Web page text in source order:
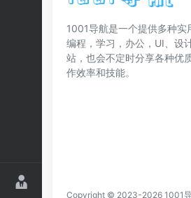
1001导航是一个提供多种实
编程，学习，办公，UI、设
站，也会不定时分享各种优
作效率和技能。
Copyright © 2023-2026 1001